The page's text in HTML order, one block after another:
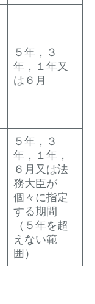
５年，３
年，１年又
は６月
５年，３
年，１年，
６月又は法
務大臣が
個々に指定
する期間
（５年を超
えない範
囲）